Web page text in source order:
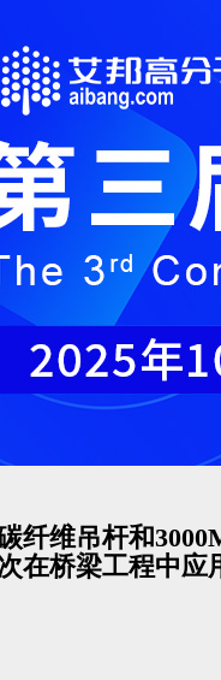
纤维吊杆和
在桥梁工程中应